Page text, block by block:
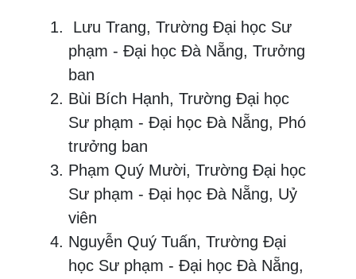
Lưu Trang, Trường Đại học Sư
phạm - Đại học Đà Nẵng, Trưởng
ban
Bùi Bích Hạnh, Trường Đại học
Sư phạm - Đại học Đà Nẵng, Phó
trưởng ban
Phạm Quý Mười, Trường Đại học
Sư phạm - Đại học Đà Nẵng, Uỷ
viên
Nguyễn Quý Tuấn, Trường Đại
học Sư phạm - Đại học Đà Nẵng,